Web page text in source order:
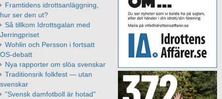
Framtidens idrottsanläggning,
hur ser den ut?
Så tillkom Idrottsgalan med
Jerringpriset
Wohlin och Persson i fortsatt
OS-debatt
Nya rapporter om slöa svenskar
Traditionsrik folkfest — utan
svenskar
"Svensk damfotboll är hotad"